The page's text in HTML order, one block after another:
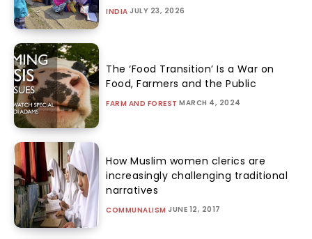
INDIA JULY 23, 2026
The ‘Food Transition’ Is a War on
Food, Farmers and the Public
FARM AND FOREST MARCH 4, 2024
How Muslim women clerics are
increasingly challenging traditional
narratives
COMMUNALISM JUNE 12, 2017